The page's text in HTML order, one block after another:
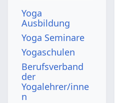
Yoga
Ausbildung
Yoga Seminare
Yogaschulen
Berufsverband
der
Yogalehrer/inne
n